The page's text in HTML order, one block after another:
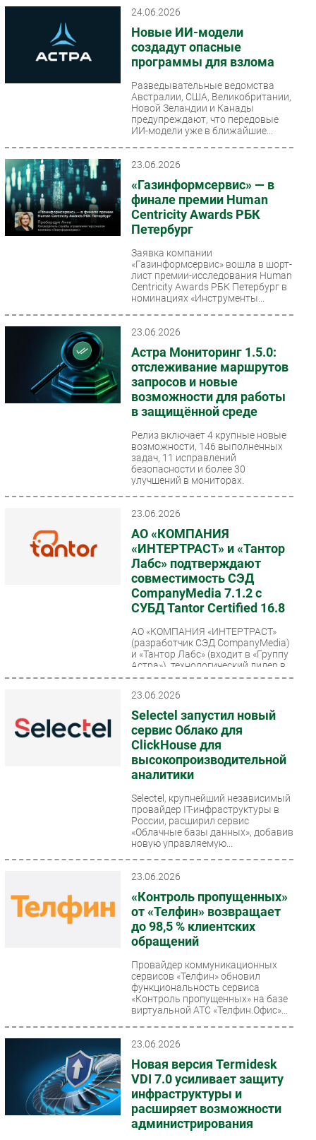
Аналитика
Интервью
Каталог компаний
24.06.2026
Новые ИИ-модели
создадут опасные
программы для взлома
Разведывательные ведомства
Австралии, США, Великобритании,
Новой Зеландии и Канады
предупреждают, что передовые
ИИ-модели уже в ближайшие...
23.06.2026
«Газинформсервис» — в
финале премии Human
Centricity Awards РБК
Петербург
Заявка компании
«Газинформсервис» вошла в шорт-
лист премии-исследования Human
Centricity Awards РБК Петербург в
номинациях «Инструменты...
23.06.2026
Астра Мониторинг 1.5.0:
отслеживание маршрутов
запросов и новые
возможности для работы
в защищённой среде
Релиз включает 4 крупные новые
возможности, 146 выполненных
задач, 11 исправлений
безопасности и более 30
улучшений в мониторах.
23.06.2026
АО «КОМПАНИЯ
«ИНТЕРТРАСТ» и «Тантор
Лабс» подтверждают
совместимость СЭД
CompanyMedia 7.1.2 с
СУБД Tantor Certified 16.8
АО «КОМПАНИЯ «ИНТЕРТРАСТ»
(разработчик СЭД CompanyMedia)
и «Тантор Лабс» (входит в «Группу
Астра»), технологический лидер в
сфере...
23.06.2026
Selectel запустил новый
сервис Облако для
ClickHouse для
высокопроизводительной
аналитики
Selectel, крупнейший независимый
провайдер IT-инфраструктуры в
России, расширил сервис
«Облачные базы данных», добавив
новую управляемую...
23.06.2026
«Контроль пропущенных»
от «Телфин» возвращает
до 98,5 % клиентских
обращений
Провайдер коммуникационных
сервисов «Телфин» обновил
функциональность сервиса
«Контроль пропущенных» на базе
виртуальной АТС «Телфин.Офис»...
23.06.2026
Новая версия Termidesk
VDI 7.0 усиливает защиту
инфраструктуры и
расширяет возможности
администрирования